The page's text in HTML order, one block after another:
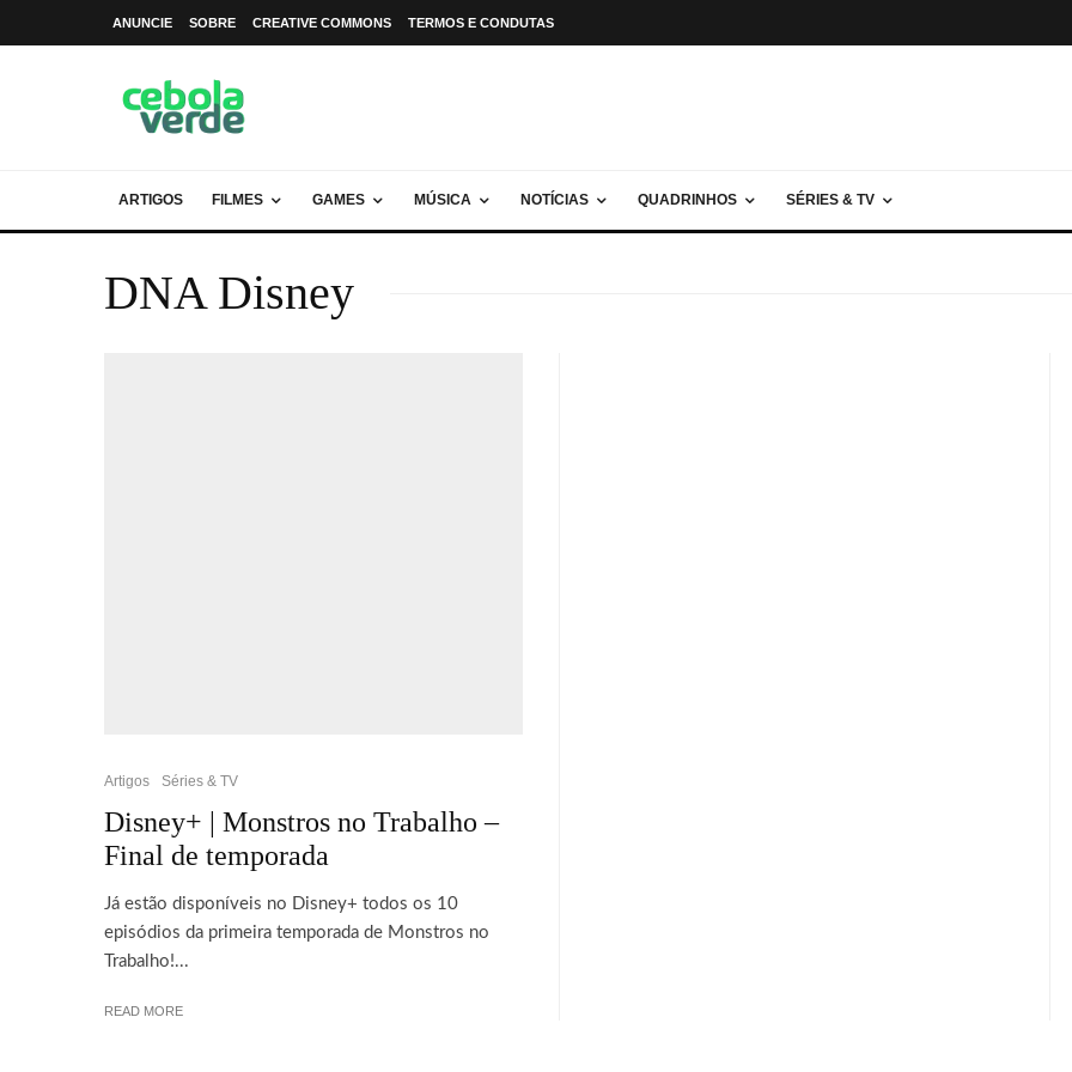
ANUNCIE SOBRE CREATIVE COMMONS TERMOS E CONDUTAS
ARTIGOS FILMES GAMES MÚSICA NOTÍCIAS QUADRINHOS SÉRIES & TV
DNA Disney
Artigos Séries & TV
Disney+ | Monstros no Trabalho –
Final de temporada
Já estão disponíveis no Disney+ todos os 10
episódios da primeira temporada de Monstros no
Trabalho!...
READ MORE